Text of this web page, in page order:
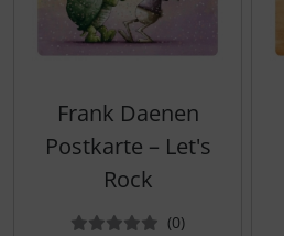
Frank Daenen
Postkarte – Let's
Rock
(0Bewertungen
)